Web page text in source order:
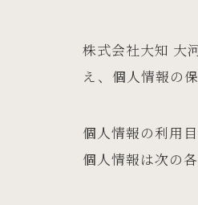
株式会社大知 大
え、個人情報の
個人情報の利用
個人情報は次の